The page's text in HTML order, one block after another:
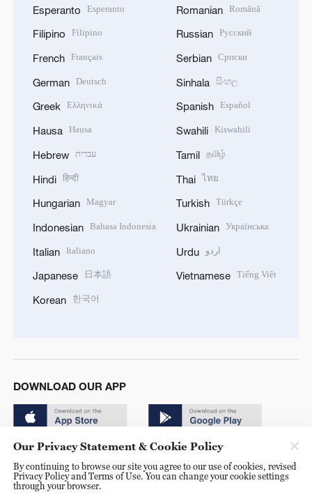
Esperanto Esperanto
Filipino Filipino
French Français
German Deutsch
Greek Ελληνικά
Hausa Hausa
Hebrew עברית
Hindi हिन्दी
Hungarian Magyar
Indonesian Bahasa Indonesia
Italian Italiano
Japanese 日本語
Korean 한국어
Romanian Română
Russian Русский
Serbian Српски
Sinhala සිංහල
Spanish Español
Swahili Kiswahili
Tamil தமிழ்
Thai ไทย
Turkish Türkçe
Ukrainian Українська
Urdu اردو
Vietnamese Tiếng Việt
DOWNLOAD OUR APP
© China Radio International.CRI. All Rights Reserved. 16A
Our Privacy Statement & Cookie Policy
By continuing to browse our site you agree to our use of cookies, revised
Privacy Policy and Terms of Use. You can change your cookie settings
through your browser.